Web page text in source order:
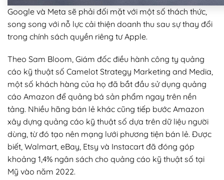
Google và Meta sẽ phải đối mặt với một số thách thức,
song song với nỗ lực cải thiện doanh thu sau sự thay đổi
trong chính sách quyền riêng tư Apple.
Theo Sam Bloom, Giám đốc điều hành công ty quảng
cáo kỹ thuật số Camelot Strategy Marketing and Media,
một số khách hàng của họ đã bắt đầu sử dụng quảng
cáo Amazon để quảng bá sản phẩm ngay trên nền
tảng. Nhiều hãng bán lẻ khác cũng tiếp bước Amazon
xây dựng quảng cáo kỹ thuật số dựa trên dữ liệu người
dùng, từ đó tạo nên mạng lưới phương tiện bán lẻ. Được
biết, Walmart, eBay, Etsy và Instacart đã đóng góp
khoảng 1,4% ngân sách cho quảng cáo kỹ thuật số tại
Mỹ vào năm 2022.